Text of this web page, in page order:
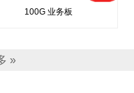
100G 业务板
»